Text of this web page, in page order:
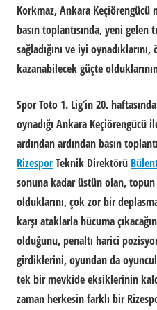
Korkmaz, Ankara Keçiörengücü
basın toplantısında, yeni
sağladığını ve iyi
kazanabilecek güçte
Spor Toto 1. Lig’in 20.
oynadığı Ankara Keçiörengücü
ardından ardından basın
RizesporTeknik Direktörü
sonuna kadar üstün olan,
olduklarını, çok zor bir
karşı ataklarla hücuma
olduğunu, penaltı harici
girdiklerini, oyundan da
tek bir mevkide eksiklerinin
zaman herkesin farklı bir